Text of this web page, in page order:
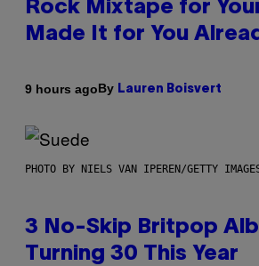
Rock Mixtape for
Made It for You
9 hours agoBy Lauren Boisvert
PHOTO BY NIELS VAN IPEREN/GETTY
3 No-Skip Britpop
Turning 30 This Year